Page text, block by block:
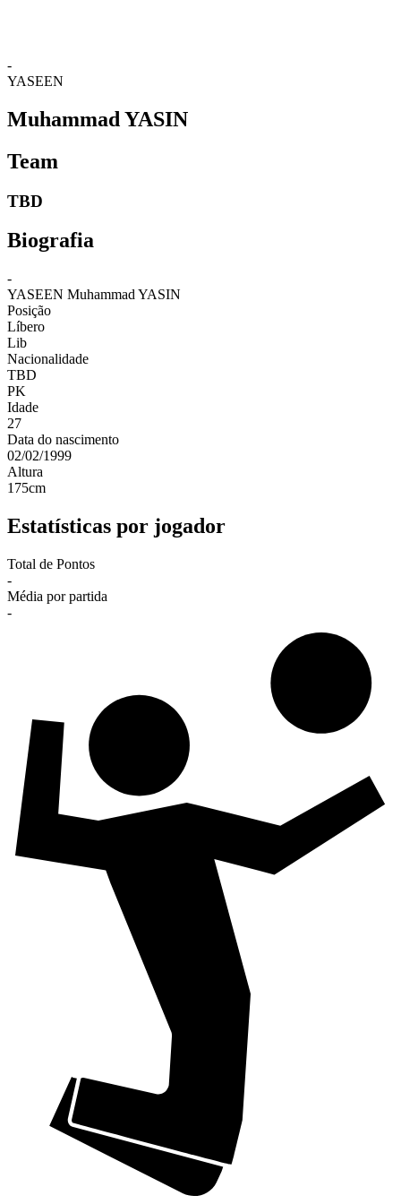
-
YASEEN
Muhammad YASIN
Team
TBD
Biografia
-
YASEEN Muhammad YASIN
Posição
Líbero
Lib
Nacionalidade
TBD
PK
Idade
27
Data do nascimento
02/02/1999
Altura
175cm
Estatísticas por jogador
Total de Pontos
-
Média por partida
-